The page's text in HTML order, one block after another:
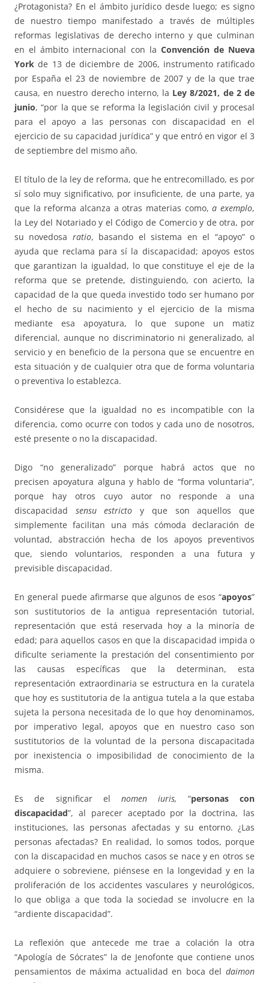
¿Protagonista? En el ámbito jurídico desde luego; es signo
de nuestro tiempo manifestado a través de múltiples
reformas legislativas de derecho interno y que culminan
en el ámbito internacional con la Convención de Nueva
York de 13 de diciembre de 2006, instrumento ratificado
por España el 23 de noviembre de 2007 y de la que trae
causa, en nuestro derecho interno, la Ley 8/2021, de 2 de
junio, “por la que se reforma la legislación civil y procesal
para el apoyo a las personas con discapacidad en el
ejercicio de su capacidad jurídica” y que entró en vigor el 3
de septiembre del mismo año.
El título de la ley de reforma, que he entrecomillado, es por
sí solo muy significativo, por insuficiente, de una parte, ya
que la reforma alcanza a otras materias como,a exemplo,
la Ley del Notariado y el Código de Comercio y de otra, por
su novedosa ratio, basando el sistema en el “apoyo” o
ayuda que reclama para sí la discapacidad; apoyos estos
que garantizan la igualdad, lo que constituye el eje de la
reforma que se pretende, distinguiendo, con acierto, la
capacidad de la que queda investido todo ser humano por
el hecho de su nacimiento y el ejercicio de la misma
mediante esa apoyatura, lo que supone un matiz
diferencial, aunque no discriminatorio ni generalizado, al
servicio y en beneficio de la persona que se encuentre en
esta situación y de cualquier otra que de forma voluntaria
o preventiva lo establezca.
Considérese que la igualdad no es incompatible con la
diferencia, como ocurre con todos y cada uno de nosotros,
esté presente o no la discapacidad.
Digo “no generalizado” porque habrá actos que no
precisen apoyatura alguna y hablo de “forma voluntaria”,
porque hay otros cuyo autor no responde a una
discapacidad sensu estricto y que son aquellos que
simplemente facilitan una más cómoda declaración de
voluntad, abstracción hecha de los apoyos preventivos
que, siendo voluntarios, responden a una futura y
previsible discapacidad.
En general puede afirmarse que algunos de esos “apoyos”
son sustitutorios de la antigua representación tutorial,
representación que está reservada hoy a la minoría de
edad; para aquellos casos en que la discapacidad impida o
dificulte seriamente la prestación del consentimiento por
las causas específicas que la determinan, esta
representación extraordinaria se estructura en la curatela
que hoy es sustitutoria de la antigua tutela a la que estaba
sujeta la persona necesitada de lo que hoy denominamos,
por imperativo legal, apoyos que en nuestro caso son
sustitutorios de la voluntad de la persona discapacitada
por inexistencia o imposibilidad de conocimiento de la
misma.
Es de significar elnomen iuris, “personas con
discapacidad”, al parecer aceptado por la doctrina, las
instituciones, las personas afectadas y su entorno. ¿Las
personas afectadas? En realidad, lo somos todos, porque
con la discapacidad en muchos casos se nace y en otros se
adquiere o sobreviene, piénsese en la longevidad y en la
proliferación de los accidentes vasculares y neurológicos,
lo que obliga a que toda la sociedad se involucre en la
“ardiente discapacidad”.
La reflexión que antecede me trae a colación la otra
“Apología de Sócrates” la de Jenofonte que contiene unos
pensamientos de máxima actualidad en boca del daimon